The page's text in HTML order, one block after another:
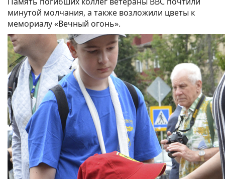
минутой молчания, а также возложили цветы к
мемориалу «Вечный огонь».